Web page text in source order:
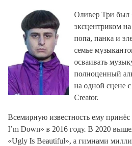
Оливер Три был
эксцентриком
попа, панка и
семье
осваивать
полноценный
на одной сцене
Creator.
Всемирную известность ему
I’m Down» в 2016 году. В 2020
«Ugly Is Beautiful», а гимнами